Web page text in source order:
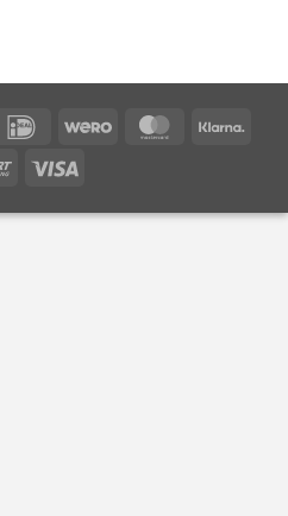
IDeal Wero MasterCard
Sofort